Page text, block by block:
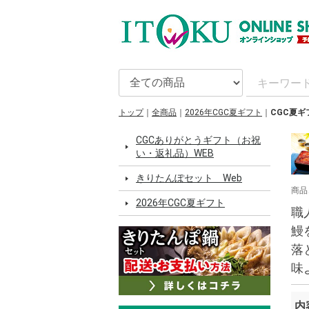
トップ 全商品 2026年CGC夏ギフト CGC夏ギ
CGCありがとうギフト（お祝
い・返礼品）WEB
きりたんぽセット Web
2026年CGC夏ギフト
商
職
鰻
落
味
内